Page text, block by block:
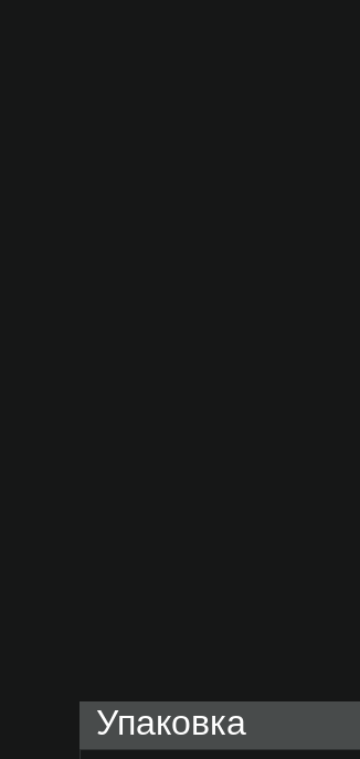
Упаковка